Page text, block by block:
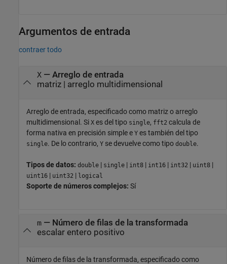
Argumentos de entrada
contraer todo
X— Arreglo de entrada
matriz| arreglo multidimensional
Arreglo de entrada, especificado como matriz o arreglo
multidimensional. Si X es del tipo single, fft2 calcula de
forma nativa en precisión simple e Y es también del tipo
single. De lo contrario, Y se devuelve como tipo double.
Tipos de datos: double | single | int8 | int16 | int32 | uint8 |
uint16 | uint32 | logical
Soporte de números complejos: Sí
m— Número de filas de la transformada
escalar entero positivo
Número de filas de la transformada, especificado como